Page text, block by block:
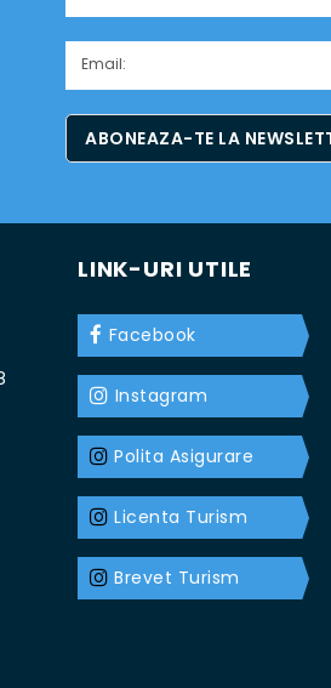
ABONEAZA-TE LA
LINK-URI UTILE
Facebook
Instagram
Polita Asigurare
Licenta Turism
Brevet Turism